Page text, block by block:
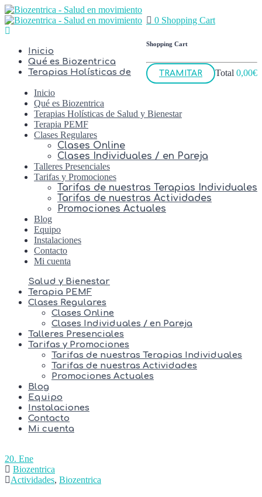
0 Shopping Cart
Shopping Cart
TRAMITAR Total 0,00€
Inicio
Qué es Biozentrica
Terapias Holísticas de Salud y Bienestar
Terapia PEMF
Clases Regulares
Clases Online
Clases Individuales / en Pareja
Talleres Presenciales
Tarifas y Promociones
Tarifas de nuestras Terapias Individuales
Tarifas de nuestras Actividades
Promociones Actuales
Blog
Equipo
Instalaciones
Contacto
Mi cuenta
Inicio
Qué es Biozentrica
Terapias Holísticas de
Salud y Bienestar
Terapia PEMF
Clases Regulares
Clases Online
Clases Individuales / en Pareja
Talleres Presenciales
Tarifas y Promociones
Tarifas de nuestras Terapias Individuales
Tarifas de nuestras Actividades
Promociones Actuales
Blog
Equipo
Instalaciones
Contacto
Mi cuenta
20. Ene
Biozentrica
Actividades, Biozentrica